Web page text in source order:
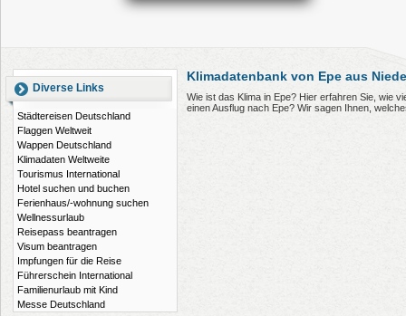
Diverse Links
Städtereisen Deutschland
Flaggen Weltweit
Wappen Deutschland
Klimadaten Weltweite
Tourismus International
Hotel suchen und buchen
Ferienhaus/-wohnung suchen
Wellnessurlaub
Reisepass beantragen
Visum beantragen
Impfungen für die Reise
Führerschein International
Familienurlaub mit Kind
Messe Deutschland
Klimadatenbank von Epe aus
Wie ist das Klima in Epe? Hier erfahren Sie, wie
einen Ausflug nach Epe? Wir sagen Ihnen,